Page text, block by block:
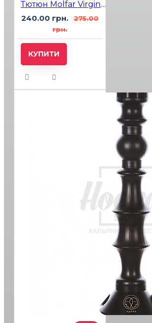
Тютюн Molfar Virginia Line Лайм Кола (Кола Лайм Льод) 100 гр
240.00 грн.
275.00
грн.
КУПИТИ